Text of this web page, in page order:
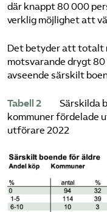
där knappt 80 000
verklig möjlighet att
Det betyder att totalt
motsvarande drygt
avseende särskilt
Tabell 2 Särskilda
kommuner fördelade
utförare 2022